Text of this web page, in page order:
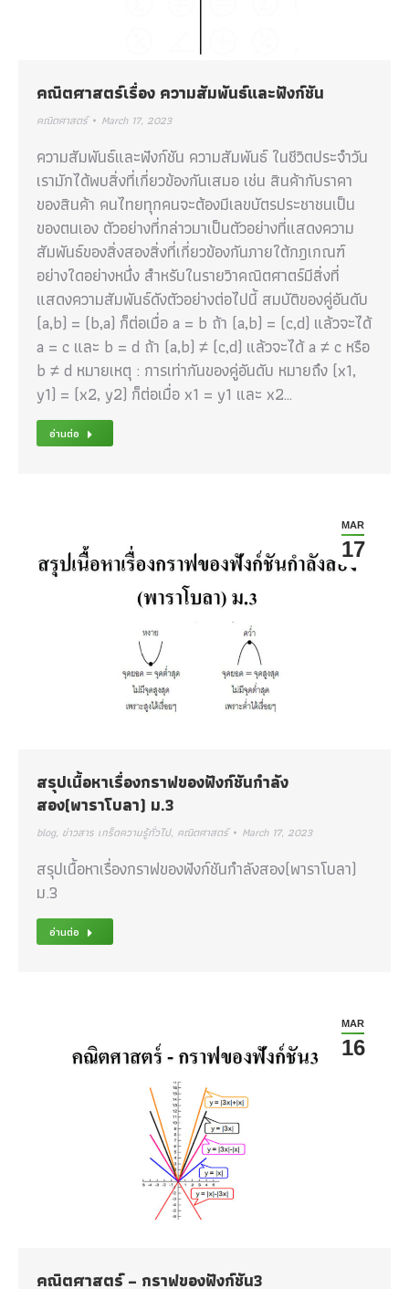
คณิตศาสตร์เรื่อง ความสัมพันธ์และฟังก์ชัน
คณิตศาสตร์ March 17, 2023
ความสัมพันธ์และฟังก์ชัน ความสัมพันธ์ ในชีวิตประจำวัน
เรามักได้พบสิ่งที่เกี่ยวข้องกันเสมอ เช่น สินค้ากับราคา
ของสินค้า คนไทยทุกคนจะต้องมีเลขบัตรประชาชนเป็น
ของตนเอง ตัวอย่างที่กล่าวมาเป็นตัวอย่างที่แสดงความ
สัมพันธ์ของสิ่งสองสิ่งที่เกี่ยวข้องกันภายใต้กฎเกณฑ์
อย่างใดอย่างหนึ่ง สำหรับในรายวิาคณิตศาตร์มีสิ่งที่
แสดงความสัมพันธ์ดังตัวอย่างต่อไปนี้ สมบัติของคู่อันดับ
(a,b) = (b,a) ก็ต่อเมื่อ a = b ถ้า (a,b) = (c,d) แล้วจะได้
a = c และ b = d ถ้า (a,b) ≠ (c,d) แล้วจะได้ a ≠ c หรือ
b ≠ d หมายเหตุ : การเท่ากันของคู่อันดับ หมายถึง (x1,
y1) = (x2, y2) ก็ต่อเมื่อ x1 = y1 และ x2…
อ่านต่อ
MAR
17
สรุปเนื้อหาเรื่องกราฟของฟังก์ชันกำลัง
สอง(พาราโบลา) ม.3
blog, ข่าวสาร เกร็ดความรู้ทั่วไป, คณิตศาสตร์ March 17, 2023
สรุปเนื้อหาเรื่องกราฟของฟังก์ชันกำลังสอง(พาราโบลา)
ม.3
อ่านต่อ
MAR
16
คณิตศาสตร์ – กราฟของฟังก์ชัน3